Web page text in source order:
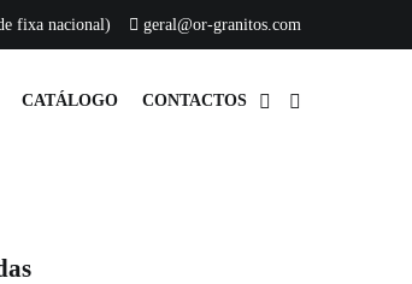
fixa nacional) geral@or-granitos.com
CATÁLOGO CONTACTOS